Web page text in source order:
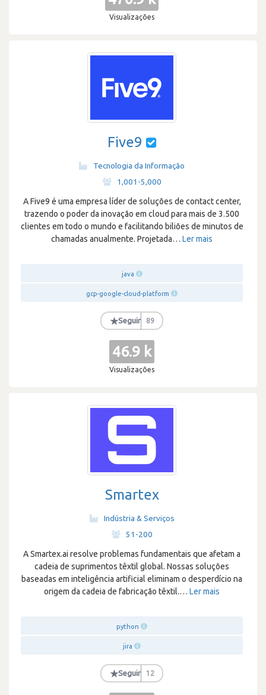
Visualizações
Five9
Tecnologia da Informação
1,001-5,000
A Five9 é uma empresa líder de soluções de contact center,
trazendo o poder da inovação em cloud para mais de 3.500
clientes em todo o mundo e facilitando biliões de minutos de
chamadas anualmente. Projetada… Ler mais
java
gcp-google-cloud-platform
★Seguir 89
46.9 k
Visualizações
Smartex
Indústria & Serviços
51-200
A Smartex.ai resolve problemas fundamentais que afetam a
cadeia de suprimentos têxtil global. Nossas soluções
baseadas em inteligência artificial eliminam o desperdício na
origem da cadeia de fabricação têxtil.… Ler mais
python
jira
★Seguir 12